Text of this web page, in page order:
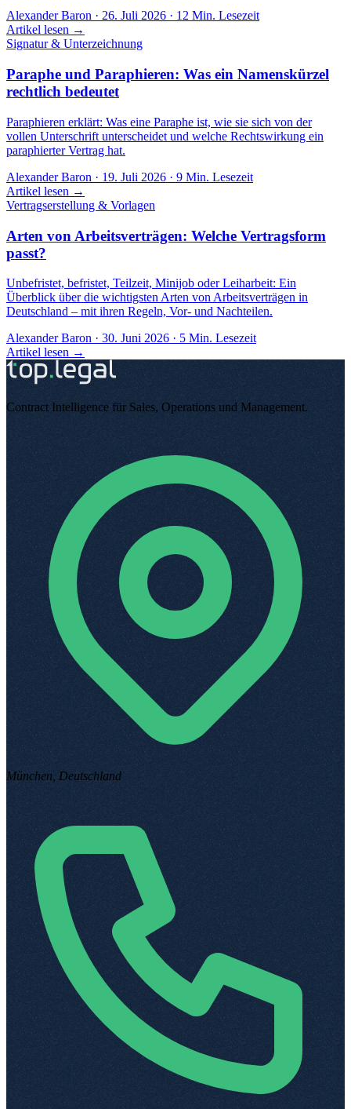
Alexander Baron · 26. Juli 2026 · 12 Min. Lesezeit
Artikel lesen →
Signatur & Unterzeichnung
Paraphe und Paraphieren: Was ein Namenskürzel
rechtlich bedeutet
Paraphieren erklärt: Was eine Paraphe ist, wie sie sich von der
vollen Unterschrift unterscheidet und welche Rechtswirkung ein
paraphierter Vertrag hat.
Alexander Baron · 19. Juli 2026 · 9 Min. Lesezeit
Artikel lesen →
Vertragserstellung & Vorlagen
Arten von Arbeitsverträgen: Welche Vertragsform
passt?
Unbefristet, befristet, Teilzeit, Minijob oder Leiharbeit: Ein
Überblick über die wichtigsten Arten von Arbeitsverträgen in
Deutschland – mit ihren Regeln, Vor- und Nachteilen.
Alexander Baron · 30. Juni 2026 · 5 Min. Lesezeit
Artikel lesen →
Contract Intelligence für Sales, Operations und Management.
München, Deutschland